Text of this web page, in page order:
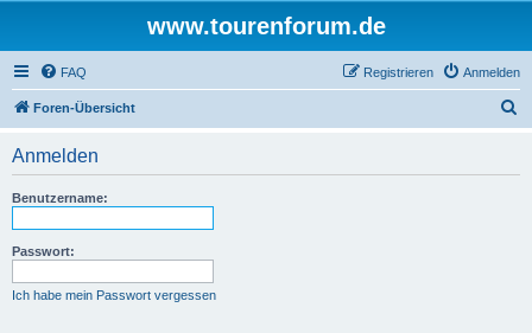
www.tourenforum.de
FAQ Anmelden
Registrieren
Foren-Übersicht
Anmelden
Benutzername:
Passwort:
Ich habe mein Passwort vergessen